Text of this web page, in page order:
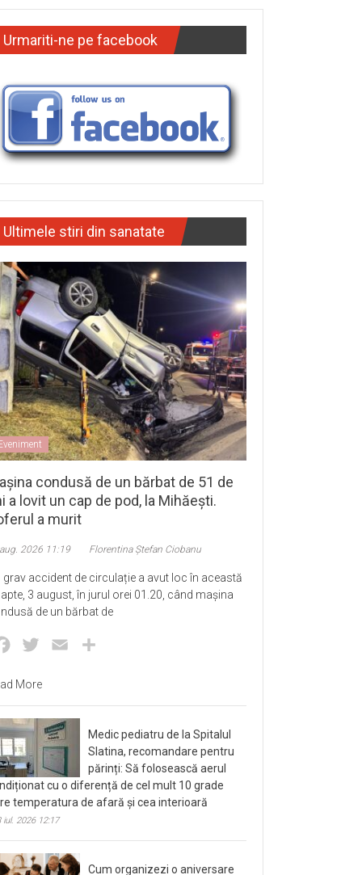
Urmariti-ne pe facebook
Ultimele stiri din sanatate
condusă de un bărbat de 51 de
a lovit un cap de pod, la Mihăești.
a murit
2026 11:19 Florentina Ștefan Ciobanu
grav accident de circulație a avut loc în această
3 august, în jurul orei 01.20, când mașina
de un bărbat de
Facebook
Twitter Email
More
Medic pediatru de la Spitalul
Slatina, recomandare pentru
părinți: Să folosească aerul
cu o diferență de cel mult 10 grade
temperatura de afară și cea interioară
iul. 2026 12:17
Cum organizezi o aniversare